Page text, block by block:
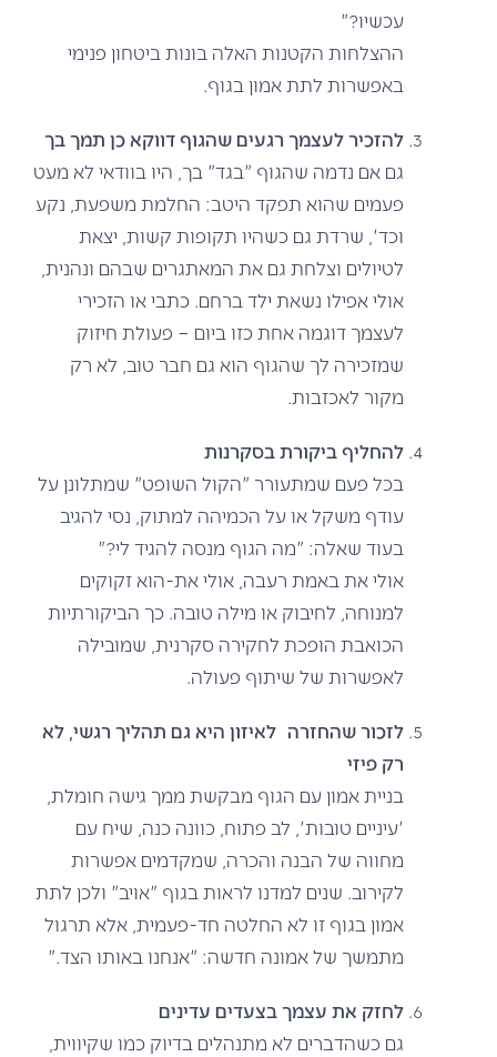
עכשיו?"
ההצלחות הקטנות האלה בונות ביטחון פנימי
באפשרות לתת אמון בגוף.
להזכיר לעצמך רגעים שהגוף דווקא כן תמך בך
גם אם נדמה שהגוף "בגד" בך, היו בוודאי לא מעט
פעמים שהוא תפקד היטב: החלמת משפעת, נקע
וכד', שרדת גם כשהיו תקופות קשות, יצאת
לטיולים וצלחת גם את המאתגרים שבהם ונהנית,
אולי אפילו נשאת ילד ברחם. כתבי או הזכירי
לעצמך דוגמה אחת כזו ביום – פעולת חיזוק
שמזכירה לך שהגוף הוא גם חבר טוב, לא רק
מקור לאכזבות.
להחליף ביקורת בסקרנות
בכל פעם שמתעורר "הקול השופט" שמתלונן על
עודף משקל או על הכמיהה למתוק, נסי להגיב
בעוד שאלה: "מה הגוף מנסה להגיד לי?"
אולי את באמת רעבה, אולי את-הוא זקוקים
למנוחה, לחיבוק או מילה טובה. כך הביקורתיות
הכואבת הופכת לחקירה סקרנית, שמובילה
לאפשרות של שיתוף פעולה.
לזכור שהחזרה לאיזון היא גם תהליך רגשי, לא
רק פיזי
בניית אמון עם הגוף מבקשת ממך גישה חומלת,
'עיניים טובות', לב פתוח, כוונה כנה, שיח עם
מחווה של הבנה והכרה, שמקדמים אפשרות
לקירוב. שנים למדנו לראות בגוף "אויב" ולכן לתת
אמון בגוף זו לא החלטה חד-פעמית, אלא תרגול
מתמשך של אמונה חדשה: "אנחנו באותו הצד."
לחזק את עצמך בצעדים עדינים
גם כשהדברים לא מתנהלים בדיוק כמו שקיווית,